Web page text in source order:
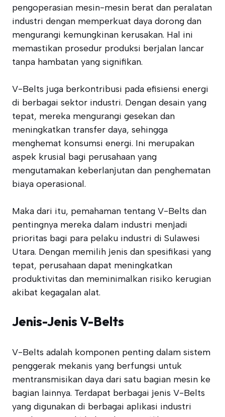
pengoperasian mesin-mesin berat dan peralatan
industri dengan memperkuat daya dorong dan
mengurangi kemungkinan kerusakan. Hal ini
memastikan prosedur produksi berjalan lancar
tanpa hambatan yang signifikan.
V-Belts juga berkontribusi pada efisiensi energi
di berbagai sektor industri. Dengan desain yang
tepat, mereka mengurangi gesekan dan
meningkatkan transfer daya, sehingga
menghemat konsumsi energi. Ini merupakan
aspek krusial bagi perusahaan yang
mengutamakan keberlanjutan dan penghematan
biaya operasional.
Maka dari itu, pemahaman tentang V-Belts dan
pentingnya mereka dalam industri menjadi
prioritas bagi para pelaku industri di Sulawesi
Utara. Dengan memilih jenis dan spesifikasi yang
tepat, perusahaan dapat meningkatkan
produktivitas dan meminimalkan risiko kerugian
akibat kegagalan alat.
Jenis-Jenis V-Belts
V-Belts adalah komponen penting dalam sistem
penggerak mekanis yang berfungsi untuk
mentransmisikan daya dari satu bagian mesin ke
bagian lainnya. Terdapat berbagai jenis V-Belts
yang digunakan di berbagai aplikasi industri